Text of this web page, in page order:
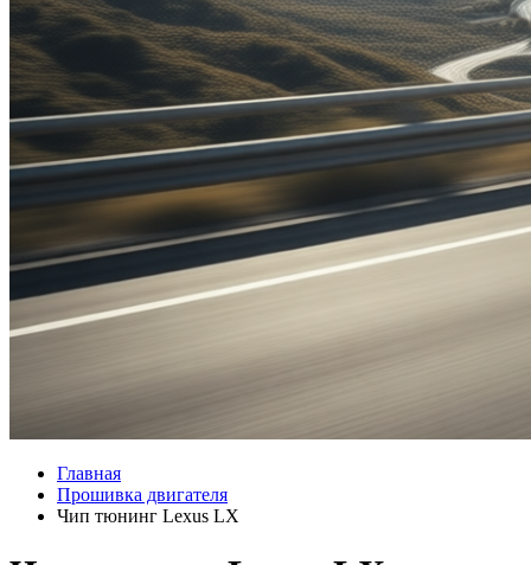
Главная
Прошивка двигателя
Чип тюнинг Lexus LX